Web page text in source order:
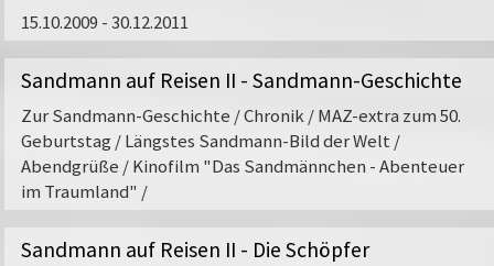
Ab September 2025 luden wir gemeinsam mit FILMERNST
Brandenburg. Er wurde mehrfach mit dem
Scheer und Band durch das In- und Ausland, trägt die
Rio Reiser und Giesbert zu Knyphausen weiter und
DieSonderausstellung "Voll das Leben! Andreas Dresen
begehbare Collage inszeniert und stellt zehn
Andreas Dresen so wichtige Team- bzw. Ensemble-
15.10.2009 - 30.12.2011
Sandmann auf Reisen II - Sandmann-Geschichte
Zur Sandmann-Geschichte / Chronik / MAZ-extra zum 50.
Geburtstag / Längstes Sandmann-Bild der Welt /
Abendgrüße / Kinofilm "Das Sandmännchen - Abenteuer
im Traumland" /
Sandmann auf Reisen II - Die Schöpfer